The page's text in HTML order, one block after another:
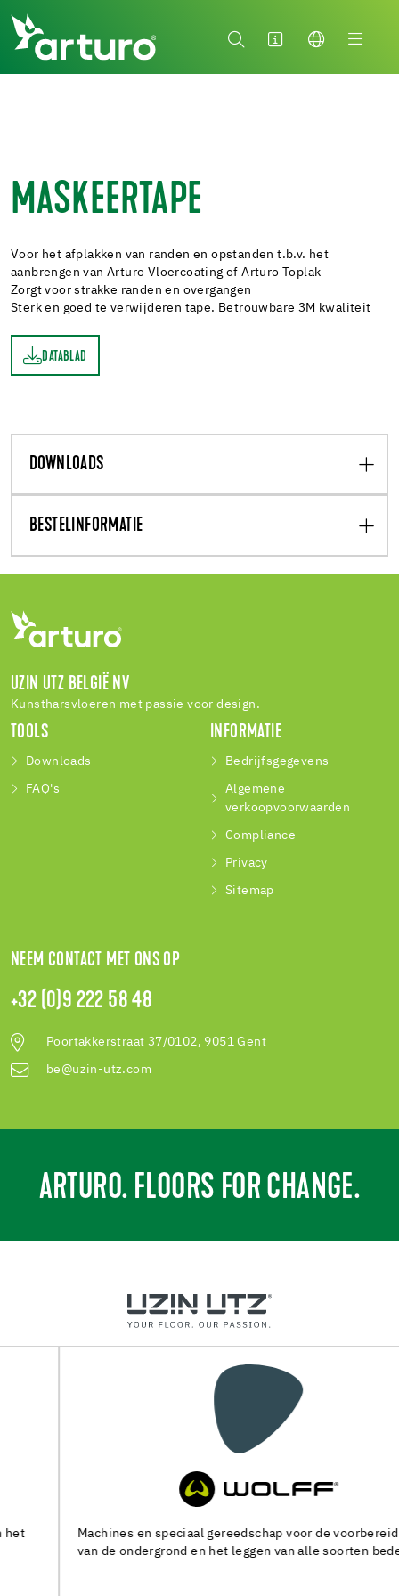
MASKEERTAPE
Voor het afplakken van randen en opstanden t.b.v. het
aanbrengen van Arturo Vloercoating of Arturo Toplak
Zorgt voor strakke randen en overgangen
Sterk en goed te verwijderen tape. Betrouwbare 3M kwaliteit
DATABLAD
DOWNLOADS
BESTELINFORMATIE
UZIN UTZ BELGIË NV
Kunstharsvloeren met passie voor design.
TOOLS
Downloads
FAQ's
INFORMATIE
Bedrijfsgegevens
Algemene
verkoopvoorwaarden
Compliance
Privacy
Sitemap
NEEM CONTACT MET ONS OP
+32 (0)9 222 58 48
Poortakkerstraat 37/0102, 9051 Gent
be@uzin-utz.com
ARTURO. FLOORS FOR CHANGE.
Machines en speciaal gereedschap voor de voorbereiding
van de ondergrond en het leggen van alle soorten bedekking